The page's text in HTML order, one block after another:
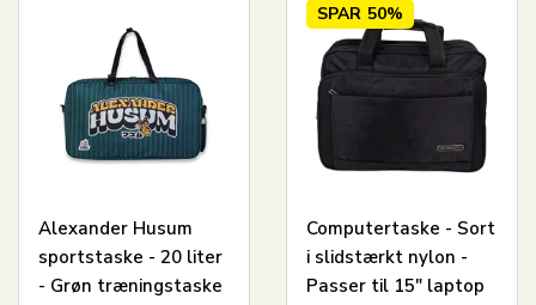
Alexander Husum
sportstaske - 20 liter
- Grøn træningstaske
SPAR 50%
Computertaske - Sort
i slidstærkt nylon -
Passer til 15" laptop